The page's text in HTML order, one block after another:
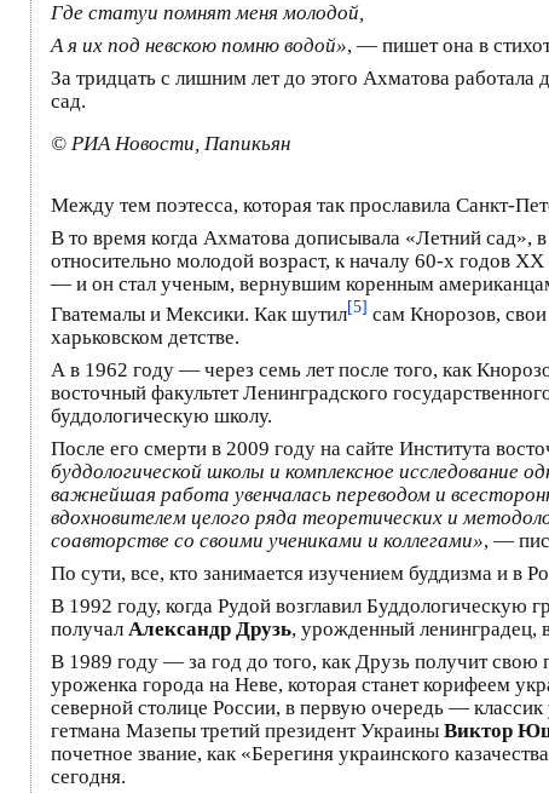
Где статуи помнят меня молодой,
А я их под невскою помню водой», — пишет она в
За тридцать с лишним лет до этого Ахматова работала
сад.
© РИА Новости, Папикьян
Между тем поэтесса, которая так прославила Санкт-
В то время когда Ахматова дописывала «Летний
относительно молодой возраст, к началу 60-х годов
— и он стал ученым, вернувшим коренным
Гватемалы и Мексики. Как шутил[5] сам Кнорозов,
харьковском детстве.
А в 1962 году — через семь лет после того, как
восточный факультет Ленинградского
буддологическую школу.
После его смерти в 2009 году на сайте Института
буддологической школы и комплексное исследование
важнейшая работа увенчалась переводом и
вдохновителем целого ряда теоретических и
соавторстве со своими учениками и коллегами», —
По сути, все, кто занимается изучением буддизма и в
В 1992 году, когда Рудой возглавил Буддологическую
получал Александр Друзь, урожденный ленинградец,
В 1989 году — за год до того, как Друзь получит свою
уроженка города на Неве, которая станет корифеем
северной столице России, в первую очередь —
гетмана Мазепы третий президент Украины Виктор
почетное звание, как «Берегиня украинского
сегодня.